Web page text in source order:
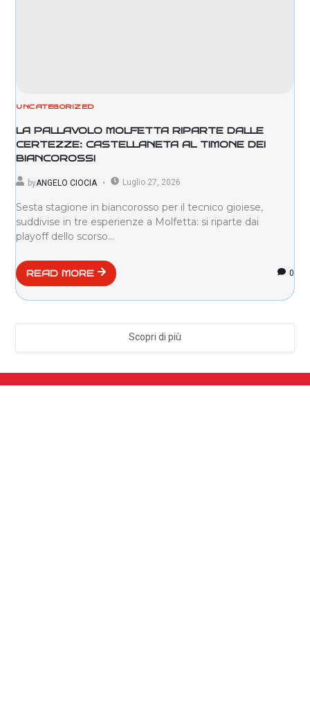
UNCATEGORIZED
LA PALLAVOLO MOLFETTA RIPARTE DALLE
CERTEZZE: CASTELLANETA AL TIMONE DEI
BIANCOROSSI
byANGELO CIOCIA Luglio 27, 2026
Sesta stagione in biancorosso per il tecnico gioiese,
suddivise in tre esperienze a Molfetta: si riparte dai
playoff dello scorso...
READ MORE 0
Scopri di più